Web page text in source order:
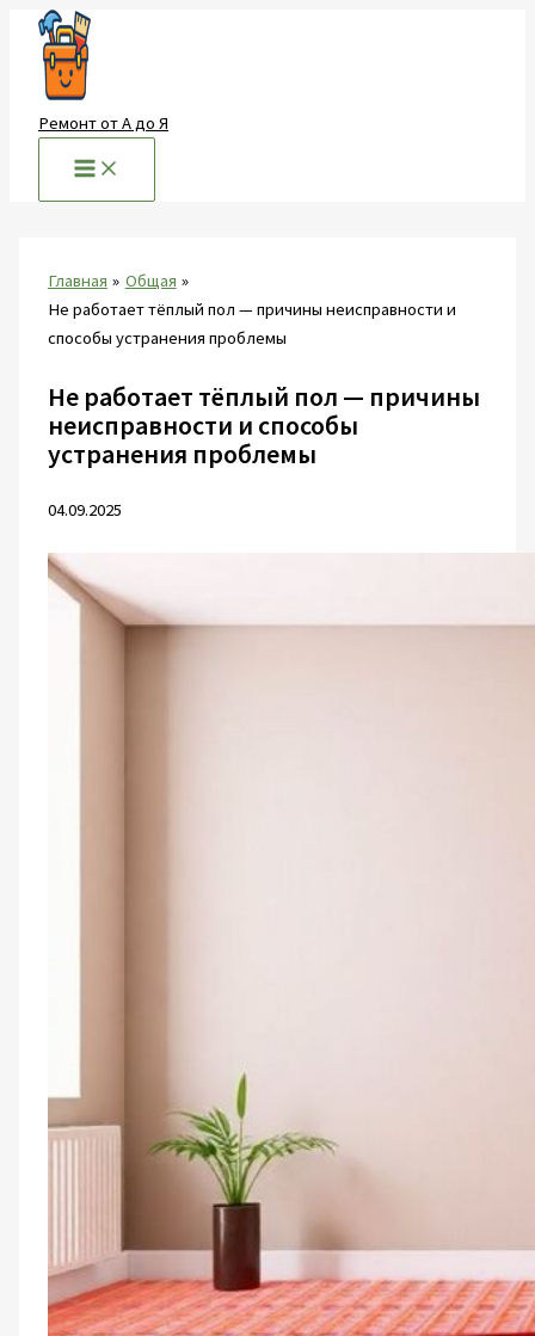
Перейти
содержимому
Ремонт от А до Я
Главная
Общая
Не работает тёплый пол — причины неисправности и
способы устранения проблемы
Не работает тёплый пол — причины
неисправности и способы
устранения проблемы
04.09.2025